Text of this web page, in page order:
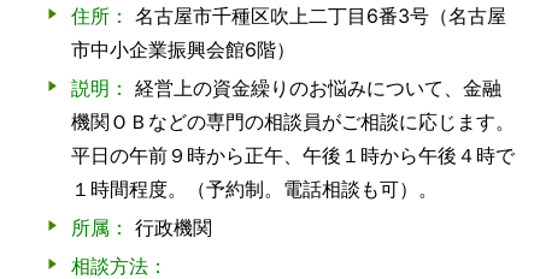
住所： 名古屋市千種区吹上二丁目6番3号（名古屋
市中小企業振興会館6階）
説明： 経営上の資金繰りのお悩みについて、金融
機関ＯＢなどの専門の相談員がご相談に応じます。
平日の午前９時から正午、午後１時から午後４時で
１時間程度。（予約制。電話相談も可）。
所属： 行政機関
相談方法：